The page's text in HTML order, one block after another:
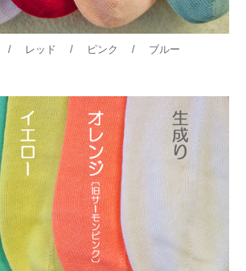
/ レッド / ピンク / ブルー